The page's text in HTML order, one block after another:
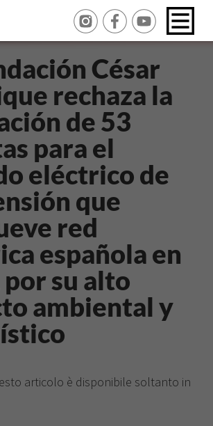
César
rechaza la
de 53
para el
eléctrico de
que
red
española en
por su alto
ambiental y
articolo è disponibile soltanto in